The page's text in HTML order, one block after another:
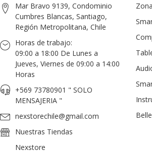
Mar Bravo 9139, Condominio
Cumbres Blancas, Santiago,
Región Metropolitana, Chile
Horas de trabajo:
09:00 a 18:00 De Lunes a
Jueves, Viernes de 09:00 a 14:00
Horas
+569 73780901 " SOLO
MENSAJERIA "
nexstorechile@gmail.com
Nuestras Tiendas
Nexstore